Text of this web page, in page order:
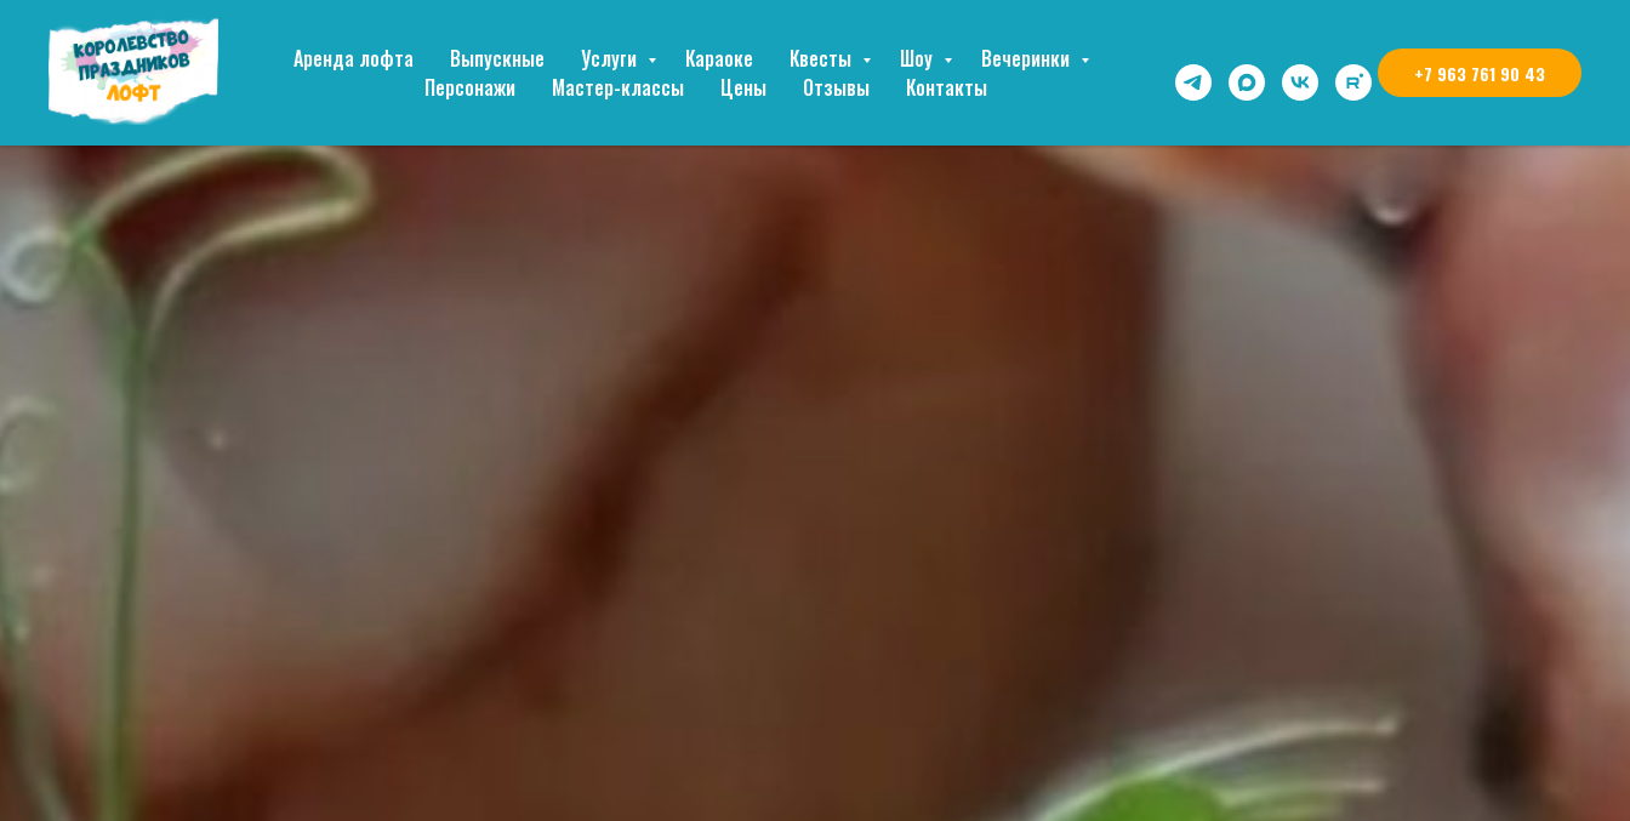
Аренда лофта Выпускные Услуги Караоке Квесты Шоу
Вечеринки
Персонажи
Мастер-классы Цены Отзывы Контакты +7 963 761 90 43